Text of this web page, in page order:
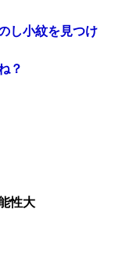
し小紋を見つけ
？
性大